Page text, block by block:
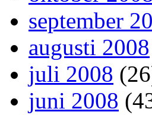
september
augusti 2008
juli 2008
juni 2008